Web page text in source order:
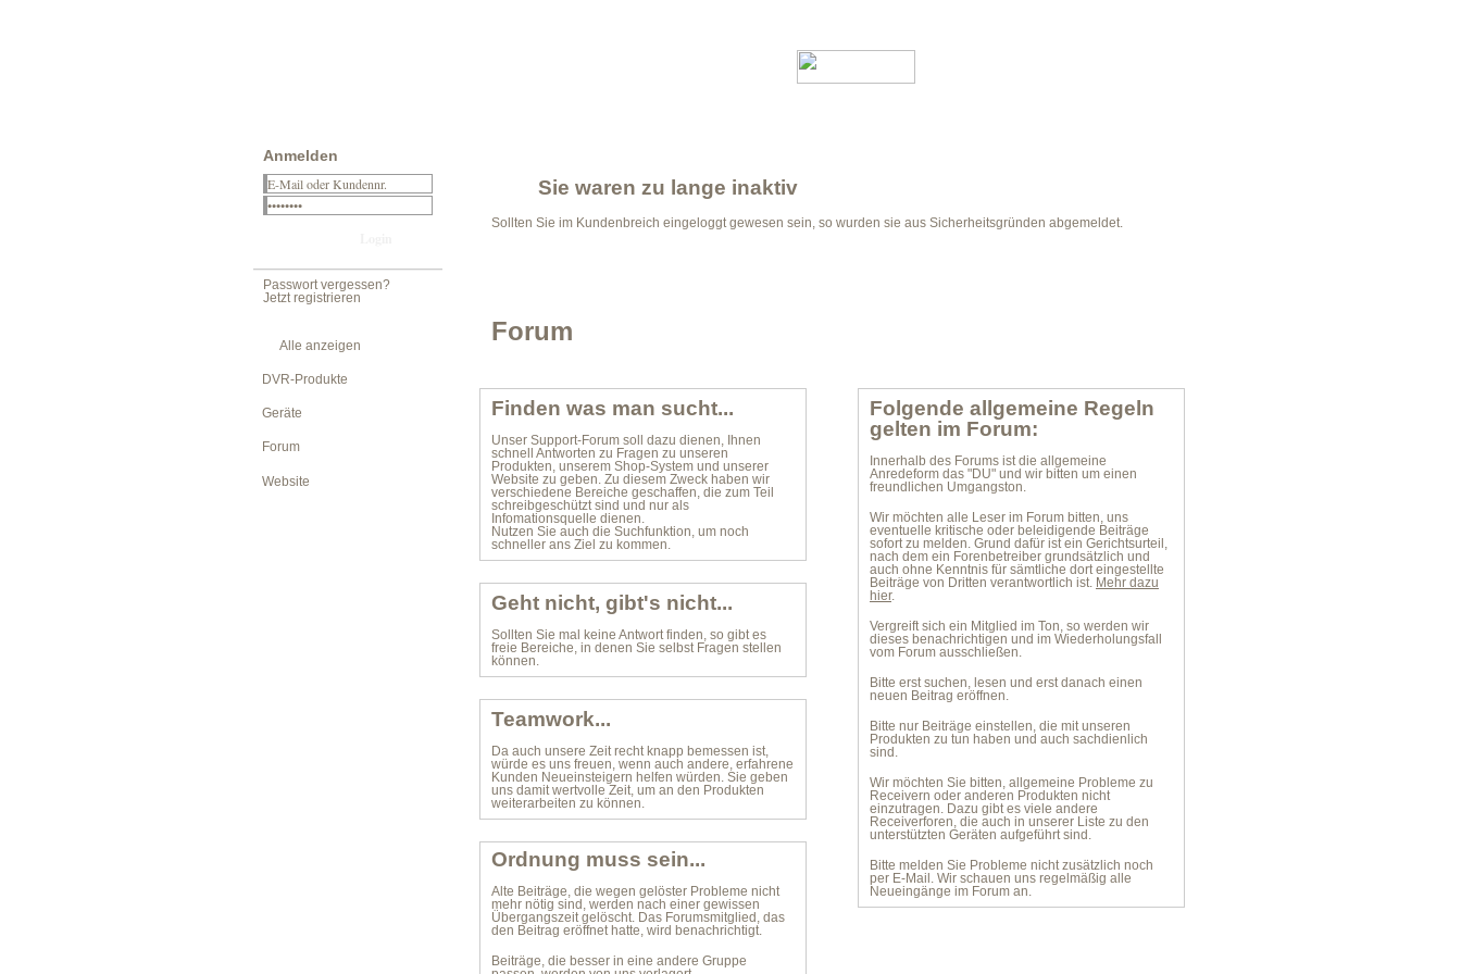
Anmelden
Passwort vergessen?
Jetzt registrieren
Alle anzeigen
DVR-Produkte
Geräte
Forum
Website
Sie waren zu lange inaktiv
Sollten Sie im Kundenbreich eingeloggt gewesen sein, so wurden sie aus Sicherheitsgründen abgemeldet.
Forum
Finden was man sucht...
Unser Support-Forum soll dazu dienen, Ihnen
schnell Antworten zu Fragen zu unseren
Produkten, unserem Shop-System und unserer
Website zu geben. Zu diesem Zweck haben wir
verschiedene Bereiche geschaffen, die zum Teil
schreibgeschützt sind und nur als
Infomationsquelle dienen.
Nutzen Sie auch die Suchfunktion, um noch
schneller ans Ziel zu kommen.
Geht nicht, gibt's nicht...
Sollten Sie mal keine Antwort finden, so gibt es
freie Bereiche, in denen Sie selbst Fragen stellen
können.
Teamwork...
Da auch unsere Zeit recht knapp bemessen ist,
würde es uns freuen, wenn auch andere, erfahrene
Kunden Neueinsteigern helfen würden. Sie geben
uns damit wertvolle Zeit, um an den Produkten
weiterarbeiten zu können.
Ordnung muss sein...
Alte Beiträge, die wegen gelöster Probleme nicht
mehr nötig sind, werden nach einer gewissen
Übergangszeit gelöscht. Das Forumsmitglied, das
den Beitrag eröffnet hatte, wird benachrichtigt.
Beiträge, die besser in eine andere Gruppe
Folgende allgemeine Regeln
gelten im Forum:
Innerhalb des Forums ist die allgemeine
Anredeform das "DU" und wir bitten um einen
freundlichen Umgangston.
Wir möchten alle Leser im Forum bitten, uns
eventuelle kritische oder beleidigende Beiträge
sofort zu melden. Grund dafür ist ein Gerichtsurteil,
nach dem ein Forenbetreiber grundsätzlich und
auch ohne Kenntnis für sämtliche dort eingestellte
Beiträge von Dritten verantwortlich ist. Mehr dazu
hier.
Vergreift sich ein Mitglied im Ton, so werden wir
dieses benachrichtigen und im Wiederholungsfall
vom Forum ausschließen.
Bitte erst suchen, lesen und erst danach einen
neuen Beitrag eröffnen.
Bitte nur Beiträge einstellen, die mit unseren
Produkten zu tun haben und auch sachdienlich
sind.
Wir möchten Sie bitten, allgemeine Probleme zu
Receivern oder anderen Produkten nicht
einzutragen. Dazu gibt es viele andere
Receiverforen, die auch in unserer Liste zu den
unterstützten Geräten aufgeführt sind.
Bitte melden Sie Probleme nicht zusätzlich noch
per E-Mail. Wir schauen uns regelmäßig alle
Neueingänge im Forum an.